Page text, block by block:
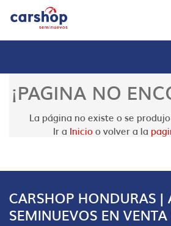
¡PAGINA NO
La página no existe o se
Ir a Inicioo volver a la
CARSHOP HONDURAS |
SEMINUEVOS EN VENTA